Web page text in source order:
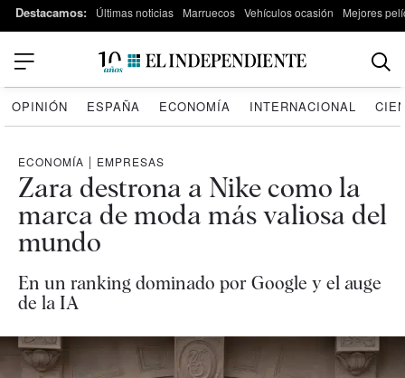
Destacamos: Últimas noticias Marruecos Vehículos ocasión Mejores
OPINIÓN ESPAÑA ECONOMÍA INTERNACIONAL
ECONOMÍA | EMPRESAS
Zara destrona a Nike como la
marca de moda más valiosa del
mundo
En un ranking dominado por Google y el auge
de la IA